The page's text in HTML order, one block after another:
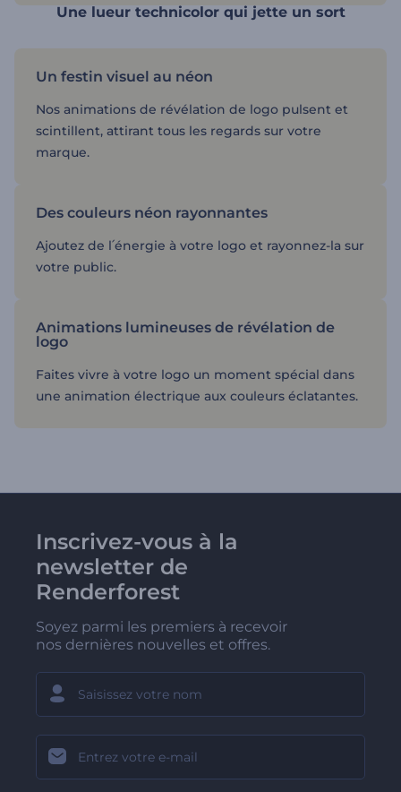
Une lueur technicolor qui jette un sort
Un festin visuel au néon
Nos animations de révélation de logo pulsent et
scintillent, attirant tous les regards sur votre
marque.
Des couleurs néon rayonnantes
Ajoutez de l՛énergie à votre logo et rayonnez-la sur
votre public.
Animations lumineuses de révélation de
logo
Faites vivre à votre logo un moment spécial dans
une animation électrique aux couleurs éclatantes.
Inscrivez-vous à la
newsletter de
Renderforest
Soyez parmi les premiers à recevoir
nos dernières nouvelles et offres.